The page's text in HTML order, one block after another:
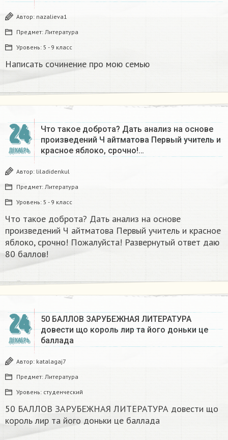
Автор: nazalieva1
Предмет: Литература
Уровень: 5 - 9 класс
Написать сочинение про мою семью ​
24
ДЕКАБРЬ
Что такое доброта? Дать анализ на основе
произведений Ч айтматова Первый учитель и
красное яблоко, срочно!…
Автор: liladidenkul
Предмет: Литература
Уровень: 5 - 9 класс
Что такое доброта? Дать анализ на основе
произведений Ч айтматова Первый учитель и красное
яблоко, срочно! Пожалуйста! Развернутый ответ даю
80 баллов!
24
ДЕКАБРЬ
50 БАЛЛОВ ЗАРУБЕЖНАЯ ЛИТЕРАТУРА
довести що король лир та його доньки це
баллада
Автор: katalagaj7
Предмет: Литература
Уровень: студенческий
50 БАЛЛОВ ЗАРУБЕЖНАЯ ЛИТЕРАТУРА довести що
король лир та його доньки це баллада